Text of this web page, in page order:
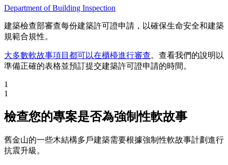
Department of Building Inspection
建築檢查部審查每份建築許可證申請，以確保生命安全和建築
規範合規性。
大多數軟故事項目都可以在櫃檯進行審查。查看我們的說明以
準備正確的表格並預訂提交建築許可證申請的時間。
1
1
檢查您的專案是否為強制性軟故事
舊金山的一些木結構多戶建築需要根據強制性軟故事計劃進行
抗震升級。